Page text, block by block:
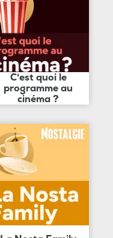
C'est quoi le
programme au
cinéma ?